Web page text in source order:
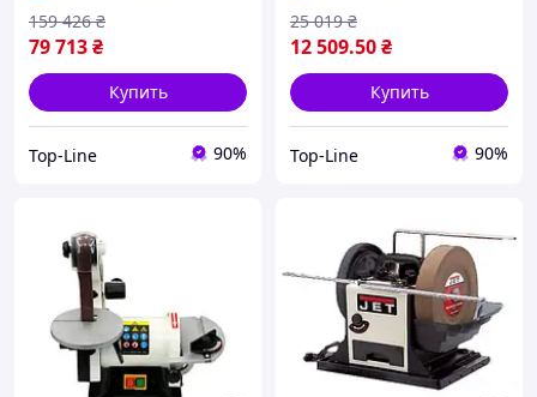
79 713₴
159 426 ₴
Купить
Top-Line 90%
12 509.50₴
25 019 ₴
Купить
Top-Line 90%